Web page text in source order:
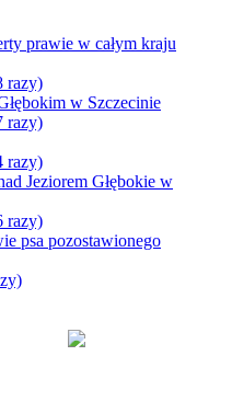
prawie w całym kraju
razy)
w Szczecinie
razy)
razy)
Jeziorem Głębokie w
razy)
psa pozostawionego